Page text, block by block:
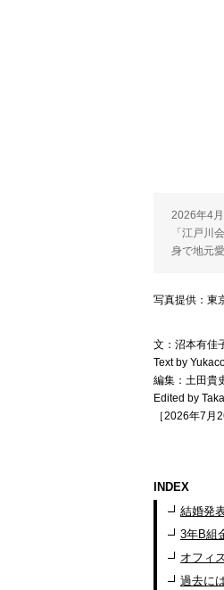
2026年4
「江戸川
身で地元
写真提供：東
文：沼本有佳
Text by
編集：土田貴
Edited by
［2026年7月
INDEX
結婚発
3年B組
オフィ
過去に